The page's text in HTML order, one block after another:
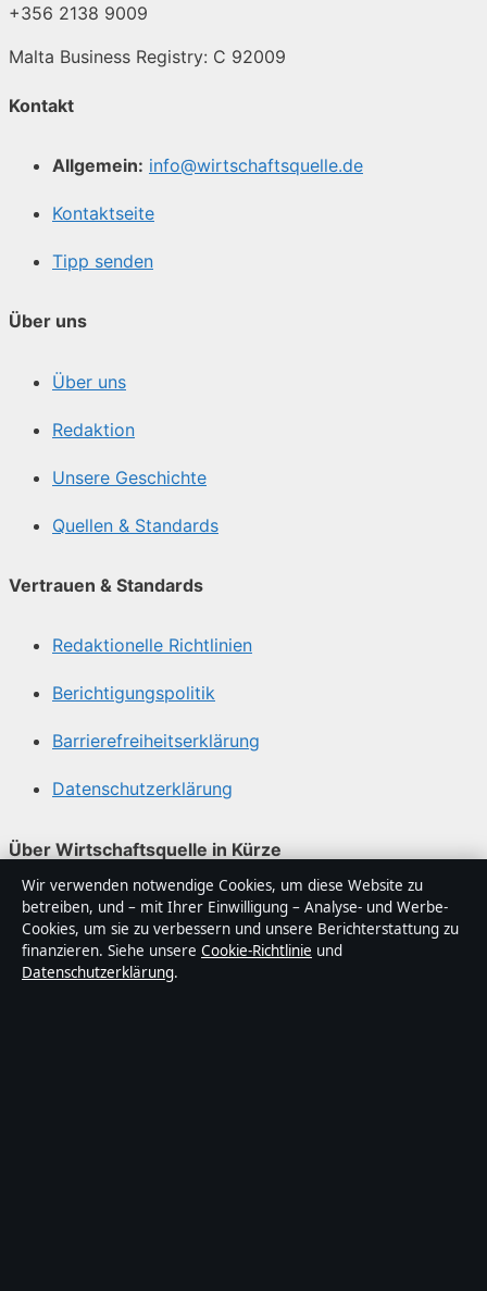
+356 2138 9009
Malta Business Registry: C 92009
Kontakt
Allgemein: info@wirtschaftsquelle.de
Kontaktseite
Tipp senden
Über uns
Über uns
Redaktion
Unsere Geschichte
Quellen & Standards
Vertrauen & Standards
Redaktionelle Richtlinien
Berichtigungspolitik
Barrierefreiheitserklärung
Datenschutzerklärung
Über Wirtschaftsquelle in Kürze
Wirtschaftsquelle ist ein unabhängiger digitaler
Nachrichtenanbieter mit Fokus auf Politik, Wirtschaft,
Technik und Gesellschaft in Deutschland. Jeder Artikel
trägt eine Byline, wird von einem Redakteur geprüft und
Wir verwenden notwendige Cookies, um diese Website zu
betreiben, und – mit Ihrer Einwilligung – Analyse- und Werbe-
Cookies, um sie zu verbessern und unsere Berichterstattung zu
finanzieren. Siehe unsere Cookie-Richtlinie und
Datenschutzerklärung.